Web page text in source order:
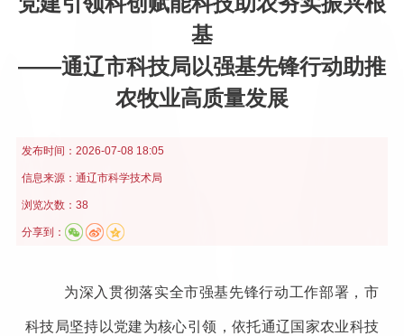
基
——通辽市科技局以强基先锋行动助推
农牧业高质量发展
发布时间： 2026-07-08 18:05
信息来源： 通辽市科学技术局
浏览次数：38
分享到：
为深入贯彻落实全市强基先锋行动工作部署，市
科技局坚持以党建为核心引领，依托通辽国家农业科技